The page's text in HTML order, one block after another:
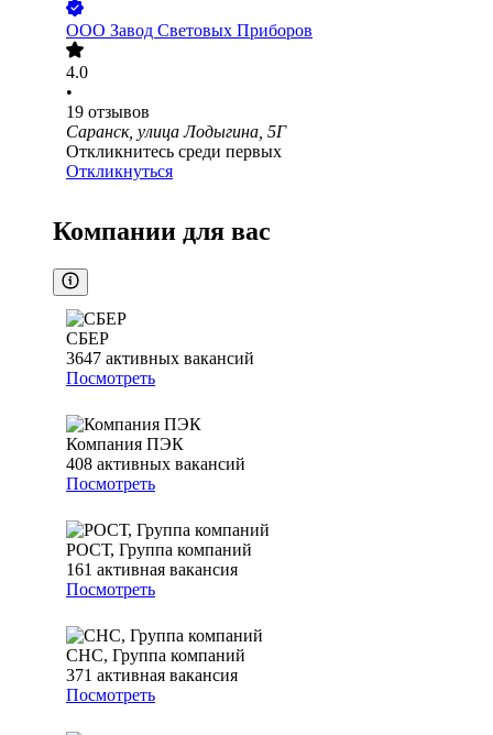
ООО Завод Световых Приборов
4.0
•
19 отзывов
Саранск, улица Лодыгина, 5Г
Откликнитесь среди первых
Откликнуться
Компании для вас
СБЕР
3647 активных вакансий
Посмотреть
Компания ПЭК
408 активных вакансий
Посмотреть
РОСТ, Группа компаний
161 активная вакансия
Посмотреть
СНС, Группа компаний
371 активная вакансия
Посмотреть